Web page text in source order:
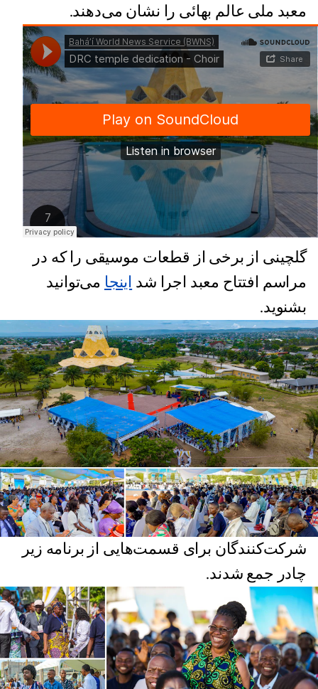
معبد ملی عالم بهائی را نشان می‌دهند.
گلچینی از برخی از قطعات موسیقی را که در
مراسم افتتاح معبد اجرا شد اینجا می‌توانید
بشنوید.
شرکت‌کنندگان برای قسمت‌هایی از برنامه زیر
چادر جمع شدند.